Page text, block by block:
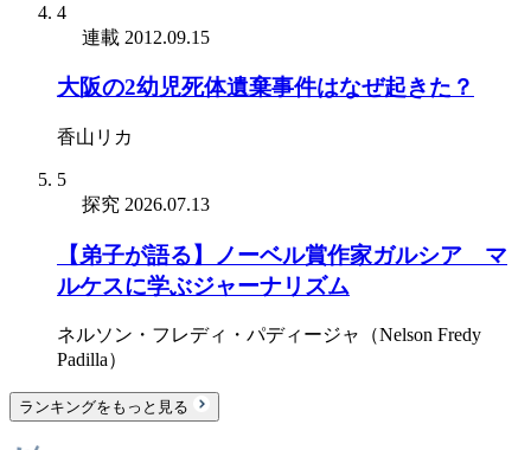
4
連載 2012.09.15
大阪の2幼児死体遺棄事件はなぜ起きた？
香山リカ
5
探究 2026.07.13
【弟子が語る】ノーベル賞作家ガルシア゠マ
ルケスに学ぶジャーナリズム
ネルソン・フレディ・パディージャ（Nelson Fredy
Padilla）
ランキングをもっと見る